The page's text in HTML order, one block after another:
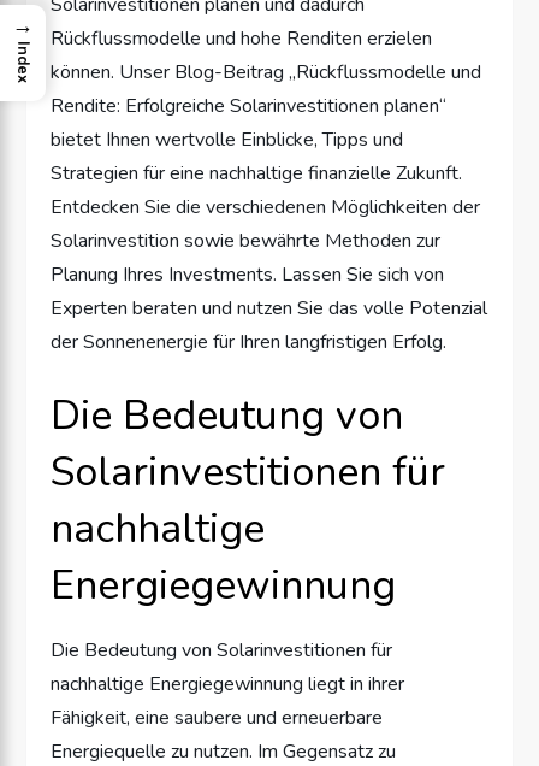
Rückflussmodelle und hohe Renditen erzielen
können. Unser Blog-Beitrag „Rückflussmodelle und
Rendite: Erfolgreiche Solarinvestitionen planen“
bietet Ihnen wertvolle Einblicke, Tipps und
Strategien für eine nachhaltige finanzielle Zukunft.
Entdecken Sie die verschiedenen Möglichkeiten der
Solarinvestition sowie bewährte Methoden zur
Planung Ihres Investments. Lassen Sie sich von
Experten beraten und nutzen Sie das volle Potenzial
der Sonnenenergie für Ihren langfristigen Erfolg.
Die Bedeutung von
Solarinvestitionen für
nachhaltige
Energiegewinnung
Die Bedeutung von Solarinvestitionen für
nachhaltige Energiegewinnung liegt in ihrer
Fähigkeit, eine saubere und erneuerbare
Energiequelle zu nutzen. Im Gegensatz zu
→
Index